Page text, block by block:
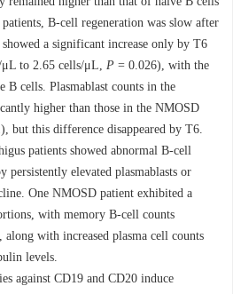
B-cell regeneration was slow after
a significant increase only by T6
to 2.65 cells/μL, P = 0.026), with the
B cells. Plasmablast counts in the
higher than those in the NMOSD
but this difference disappeared by T6.
patients showed abnormal B-cell
persistently elevated plasmablasts or
One NMOSD patient exhibited a
with memory B-cell counts
with increased plasma cell counts
levels.
against CD19 and CD20 induce